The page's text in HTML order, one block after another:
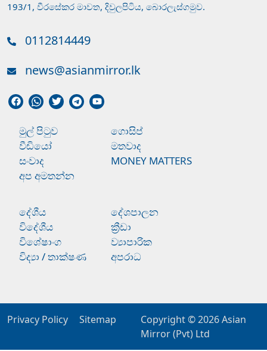
193/1, වීරසේකර මාවත, දිවුලපිටිය, බොරලැස්ගමුව.
0112814449
news@asianmirror.lk
මුල් පිටුව
ගොසිප්
වීඩියෝ
මතවාද
සංවාද
MONEY MATTERS
අප අමතන්න
දේශීය
දේශපාලන
විදේශීය
ක්‍රීඩා
විශේෂාංග
ව්‍යාපාරික
විද්‍යා / තාක්ෂණ
අපරාධ
Privacy Policy Sitemap Copyright © 2026Asian
Mirror (Pvt) Ltd